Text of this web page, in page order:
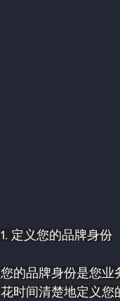
1. 定义您的品牌身份
您的品牌身份是您业
花时间清楚地定义您